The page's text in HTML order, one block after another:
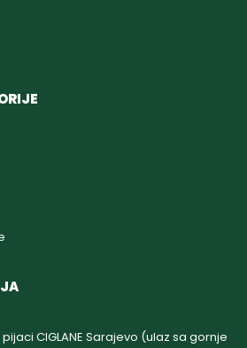
pijaci CIGLANE Sarajevo (ulaz sa gornje